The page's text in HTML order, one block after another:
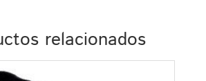
relacionados